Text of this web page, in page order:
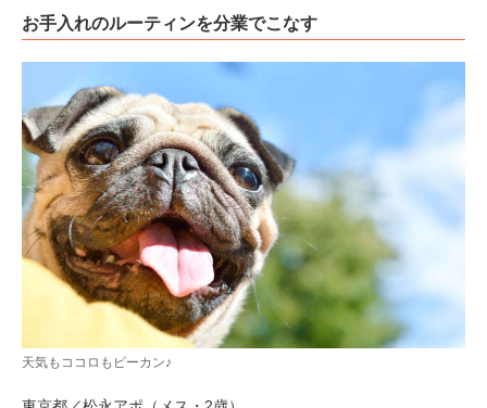
お手入れのルーティンを分業でこなす
天気もココロもピーカン♪